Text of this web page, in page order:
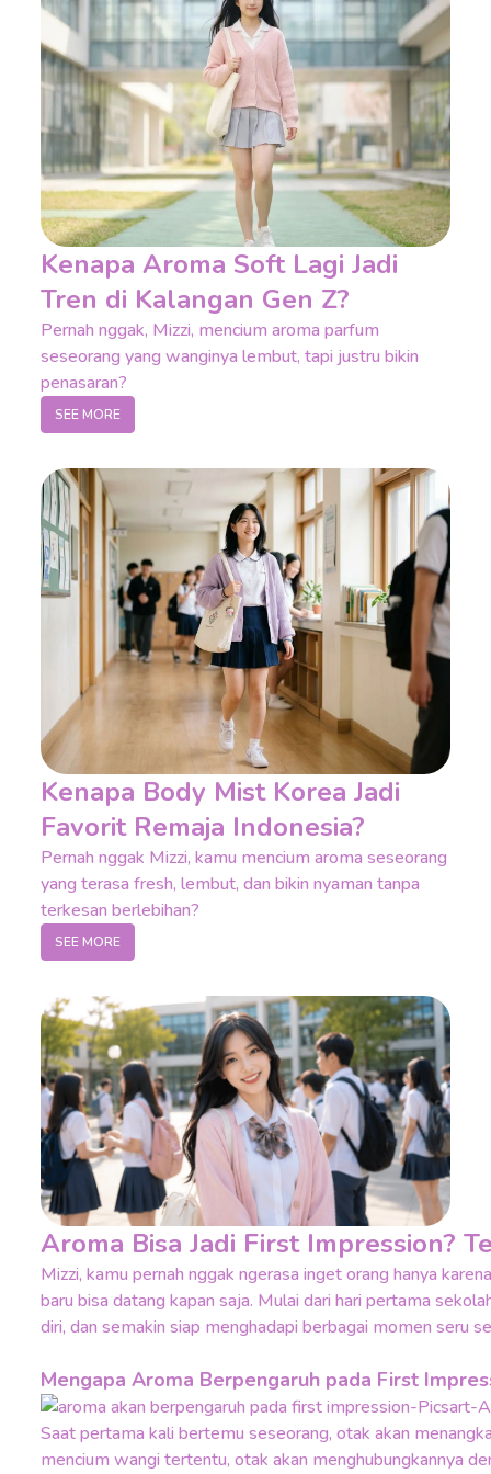
Kenapa Aroma Soft Lagi Jadi
Tren di Kalangan Gen Z?
Pernah nggak, Mizzi, mencium aroma parfum
seseorang yang wanginya lembut, tapi justru bikin
penasaran?
SEE MORE
Kenapa Body Mist Korea Jadi
Favorit Remaja Indonesia?
Pernah nggak Mizzi, kamu mencium aroma seseorang
yang terasa fresh, lembut, dan bikin nyaman tanpa
terkesan berlebihan?
SEE MORE
Aroma Bisa Jadi First Impression?
Mizzi, kamu pernah nggak ngerasa inget orang hanya
baru bisa datang kapan saja. Mulai dari hari pertama
diri, dan semakin siap menghadapi berbagai momen seru
Mengapa Aroma Berpengaruh pada First
Saat pertama kali bertemu seseorang, otak akan
mencium wangi tertentu, otak akan menghubungkannya